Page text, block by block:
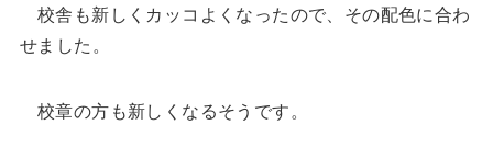
校舎も新しくカッコよくなったので、その配色に合わ
せました。
校章の方も新しくなるそうです。